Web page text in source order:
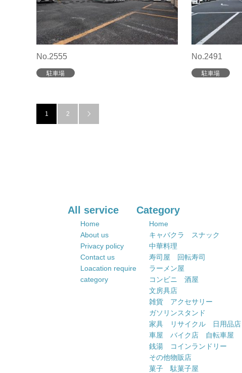
No.2555
駐車場
No.2491
駐車場
1 2 
All service
Home
About us
Privacy policy
Contact us
Loacation require
category
Category
Home
キャバクラ スナック
中華料理
寿司屋 回転寿司
ラーメン屋
コンビニ 酒屋
文房具店
雑貨 アクセサリー
ガソリンスタンド
家具 リサイクル 日用品店
車屋 バイク店 自転車屋
銭湯 コインランドリー
その他物販店
菓子 駄菓子屋